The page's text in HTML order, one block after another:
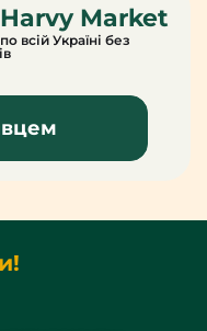
Market
всій Україні без